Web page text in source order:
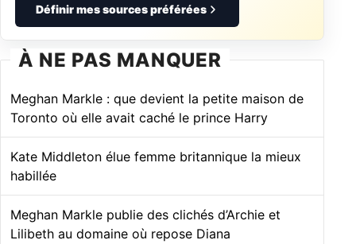
Définir mes sources préférées
À NE PAS MANQUER
Meghan Markle : que devient la petite maison de
Toronto où elle avait caché le prince Harry
Kate Middleton élue femme britannique la mieux
habillée
Meghan Markle publie des clichés d’Archie et
Lilibeth au domaine où repose Diana